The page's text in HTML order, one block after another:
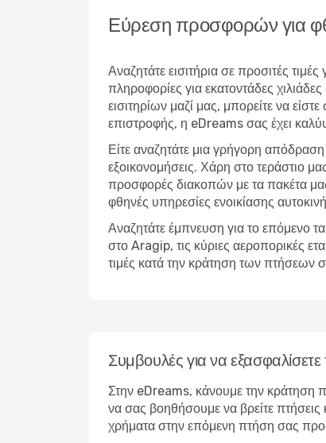
Εύρεση προσφορών για
Αναζητάτε εισιτήρια σε προσιτές
πληροφορίες για εκατοντάδες
εισιτηρίων μαζί μας, μπορείτε να
επιστροφής, η eDreams σας έχει
Είτε αναζητάτε μια γρήγορη
εξοικονομήσεις. Χάρη στο τεράστιο
προσφορές διακοπών με τα πακέτα
φθηνές υπηρεσίες ενοικίασης
Αναζητάτε έμπνευση για το επόμενο
στο Aragip, τις κύριες αεροπορικές
τιμές κατά την κράτηση των πτήσεων
Συμβουλές για να
Στην eDreams, κάνουμε την κράτηση
να σας βοηθήσουμε να βρείτε πτήσεις
χρήματα στην επόμενη πτήση σας